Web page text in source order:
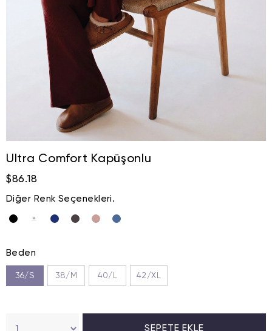
Ultra Comfort Kapüşonlu
$86.18
Diğer Renk Seçenekleri.
Beden
36/S 38/M 40/L 42/XL